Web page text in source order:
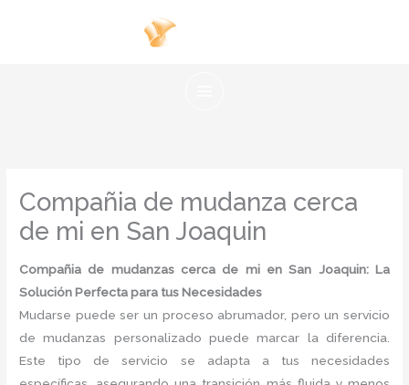
Compañia de mudanza cerca
de mi en San Joaquin
Compañia de mudanzas cerca de mi en San Joaquin: La
Solución Perfecta para tus Necesidades
Mudarse puede ser un proceso abrumador, pero un servicio
de mudanzas personalizado puede marcar la diferencia.
Este tipo de servicio se adapta a tus necesidades